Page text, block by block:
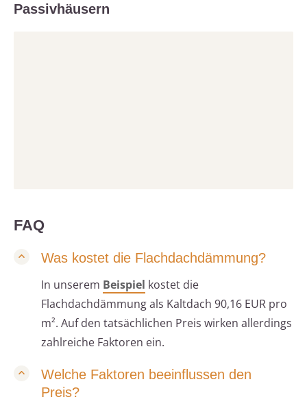
Passivhäusern
FAQ
Was kostet die Flachdachdämmung?
In unserem Beispiel kostet die
Flachdachdämmung als Kaltdach 90,16 EUR pro
m². Auf den tatsächlichen Preis wirken allerdings
zahlreiche Faktoren ein.
Welche Faktoren beeinflussen den
Preis?